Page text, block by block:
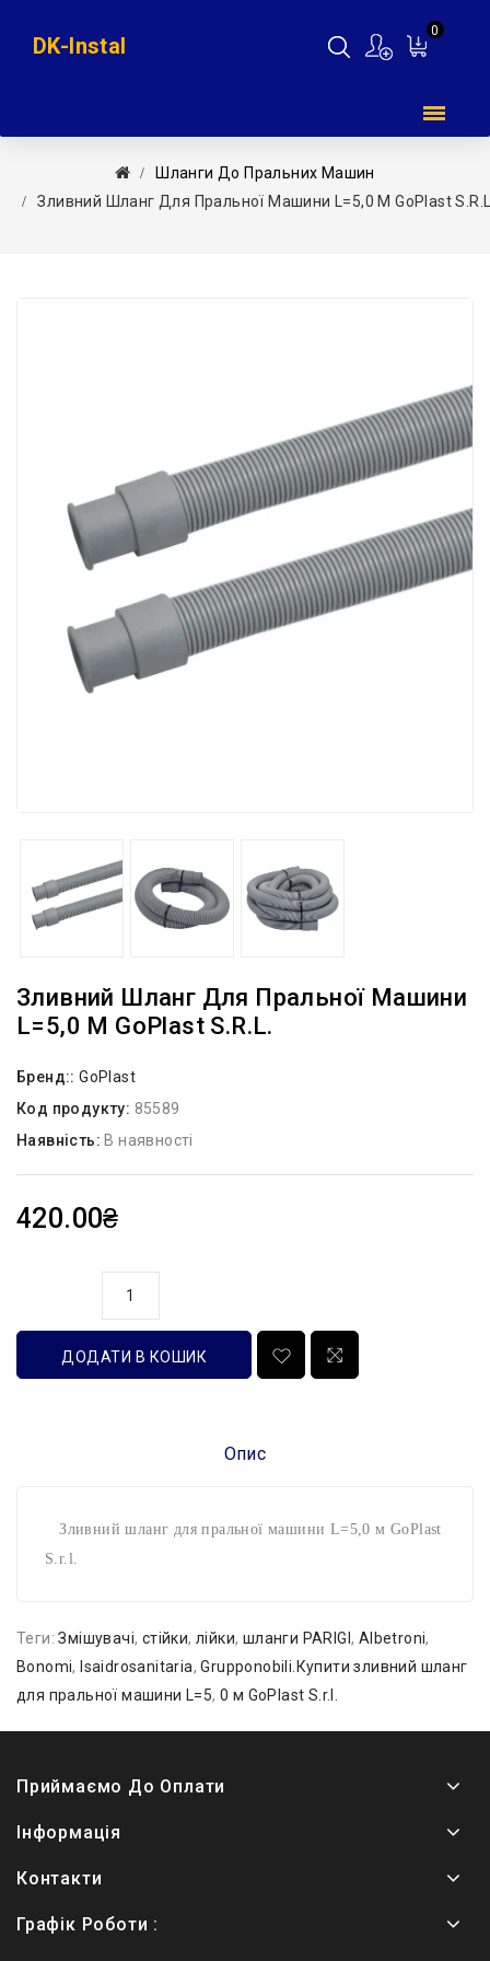
0
DK-Instal
Шланги До Пральних Машин
Зливний Шланг Для Пральної Машини L=5,0 М GoPlast
Зливний Шланг Для Пральної Машини
L=5,0 М GoPlast S.r.l.
Бренд::GoPlast
Код продукту: 85589
Наявність: В наявності
420.00₴
ДОДАТИ В КОШИК
Опис
Зливний шланг для пральної машини L=5,0 м GoPlast
S.r.l.
Теги:Змішувачі, стійки,лійки, шланги PARIGI, Albetroni,
Bonomi, Isaidrosanitaria,Grupponobili.Купити зливний шланг
для пральної машини L=5,0 м GoPlast S.r.l.
Приймаємо До Оплати
Інформація
Контакти
Графік Роботи :